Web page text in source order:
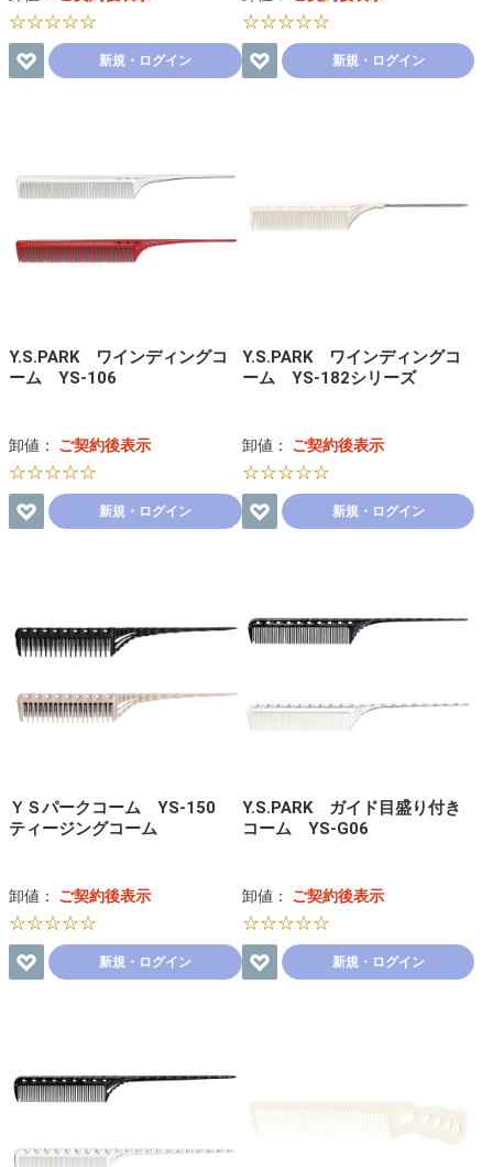
☆☆☆☆☆
新規・ログイン
☆☆☆☆☆
新規・ログイン
Y.S.PARK ワインディングコ
ーム YS-106
卸値： ご契約後表示
☆☆☆☆☆
新規・ログイン
Y.S.PARK ワインディングコ
ーム YS-182シリーズ
卸値： ご契約後表示
☆☆☆☆☆
新規・ログイン
ＹＳパークコーム YS-150
ティージングコーム
卸値： ご契約後表示
☆☆☆☆☆
新規・ログイン
Y.S.PARK ガイド目盛り付き
コーム YS-G06
卸値： ご契約後表示
☆☆☆☆☆
新規・ログイン